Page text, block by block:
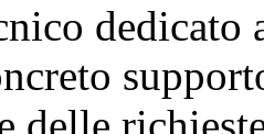
dedicato
delle